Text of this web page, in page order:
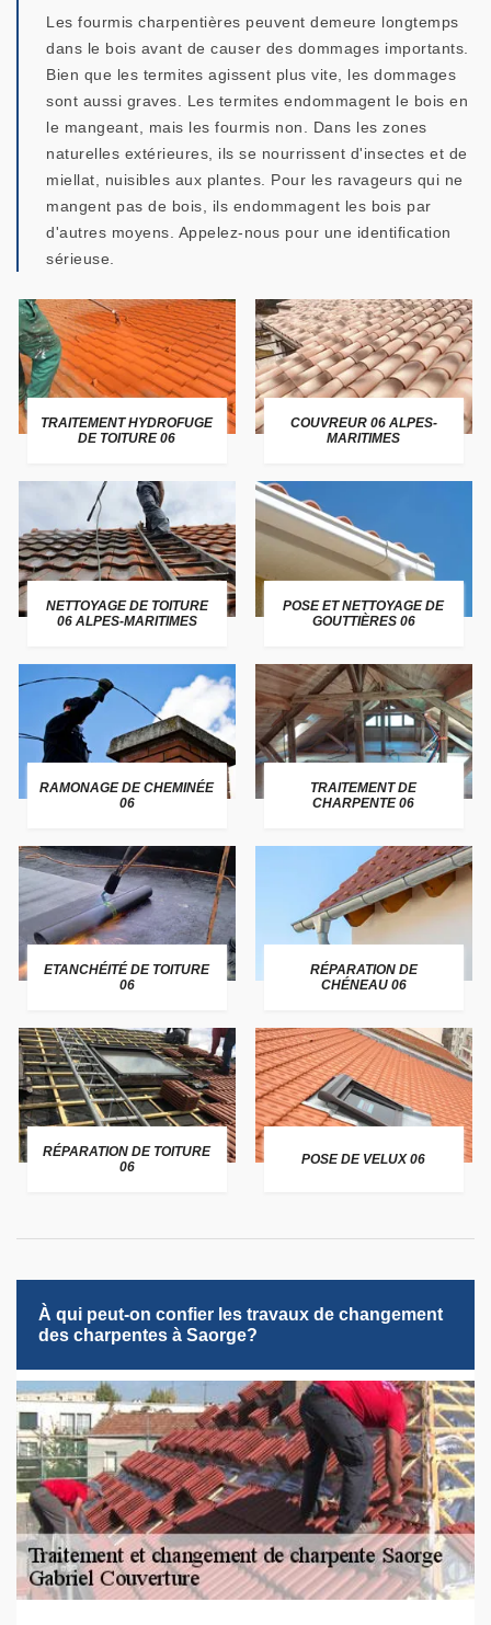
Les fourmis charpentières peuvent demeure longtemps
dans le bois avant de causer des dommages importants.
Bien que les termites agissent plus vite, les dommages
sont aussi graves. Les termites endommagent le bois en
le mangeant, mais les fourmis non. Dans les zones
naturelles extérieures, ils se nourrissent d'insectes et de
miellat, nuisibles aux plantes. Pour les ravageurs qui ne
mangent pas de bois, ils endommagent les bois par
d'autres moyens. Appelez-nous pour une identification
sérieuse.
TRAITEMENT HYDROFUGE
DE TOITURE 06
COUVREUR 06 ALPES-
MARITIMES
NETTOYAGE DE TOITURE
06 ALPES-MARITIMES
POSE ET NETTOYAGE DE
GOUTTIÈRES 06
RAMONAGE DE CHEMINÉE
06
TRAITEMENT DE
CHARPENTE 06
ETANCHÉITÉ DE TOITURE
06
RÉPARATION DE
CHÉNEAU 06
RÉPARATION DE TOITURE
06
POSE DE VELUX 06
À qui peut-on confier les travaux de changement
des charpentes à Saorge?